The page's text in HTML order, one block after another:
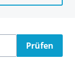
Prüfen